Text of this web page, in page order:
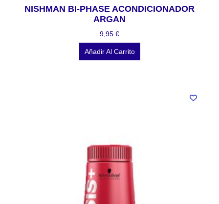
NISHMAN BI-PHASE ACONDICIONADOR
ARGAN
9,95 €
Añadir Al Carrito